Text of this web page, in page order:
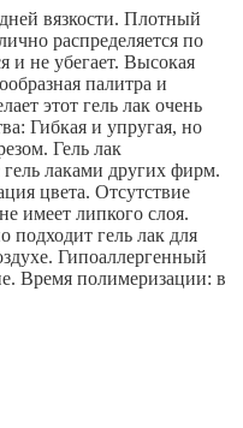
вязкости. Плотный
распределяется по
и не убегает. Высокая
палитра и
этот гель лак очень
Гибкая и упругая, но
Гель лак
лаками других фирм.
цвета. Отсутствие
имеет липкого слоя.
подходит гель лак для
Гипоаллергенный
Время полимеризации: в